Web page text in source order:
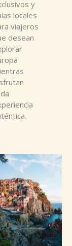
y
locales
viajeros
desean